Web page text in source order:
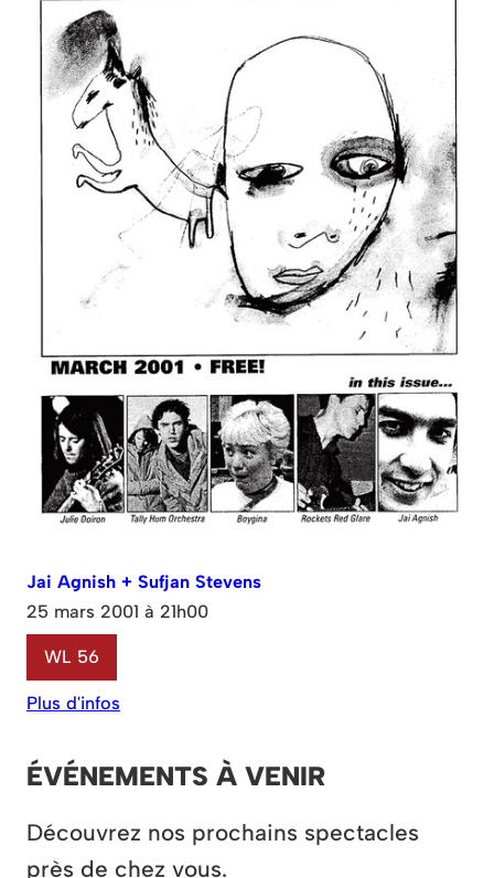
Jai Agnish + Sufjan Stevens
25 mars 2001 à 21h00
WL 56
Plus d'infos
ÉVÉNEMENTS À VENIR
Découvrez nos prochains spectacles
près de chez vous.